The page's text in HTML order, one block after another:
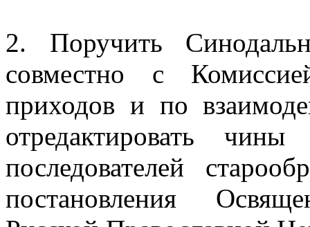
2. Поручить
совместно с
приходов и по
отредактировать
последователей
постановления